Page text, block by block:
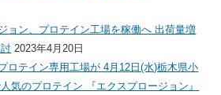
ョン、プロテイン工場を稼働へ 出荷量増
2023年4月20日
ロテイン専用工場が 4月12日(水)栃木県小
気のプロテイン 『エクスプロージョン』